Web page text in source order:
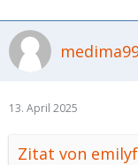
13. April 2025
Zitat von